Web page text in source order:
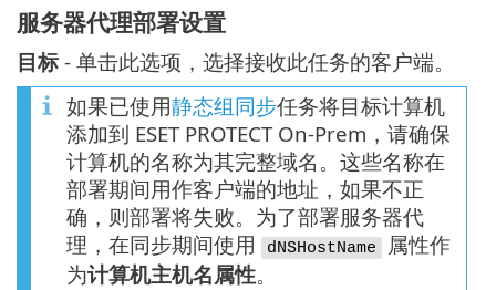
服务器代理部署设置
目标 - 单击此选项，选择接收此任务的客户端。
如果已使用静态组同步任务将目标计算机
添加到 ESET PROTECT On-Prem，请确保
计算机的名称为其完整域名。这些名称在
部署期间用作客户端的地址，如果不正
确，则部署将失败。为了部署服务器代
理，在同步期间使用
dNSHostName
属性作
为计算机主机名属性。